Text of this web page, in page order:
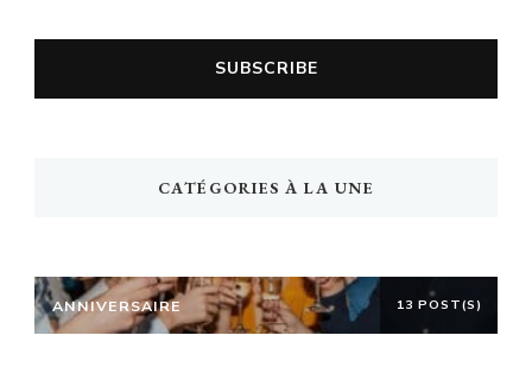
CATÉGORIES À LA UNE
ANNIVERSAIRE 13 POST(S)